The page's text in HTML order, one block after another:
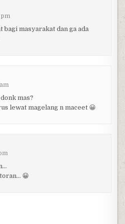
pm
bagi masyarakat dan ga ada
mas?
lewat magelang n maceet 😀
😀